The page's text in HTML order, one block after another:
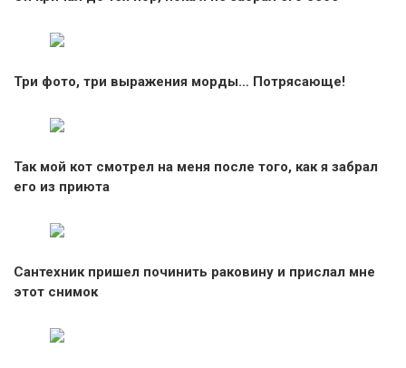
Три фото, три выражения морды… Потрясающе!
Так мой кот смотрел на меня после того, как я забрал
его из приюта
Сантехник пришел починить раковину и прислал мне
этот снимок